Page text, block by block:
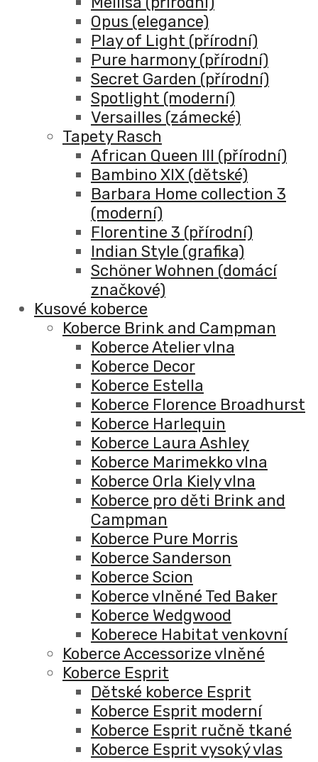
Opus (elegance)
Play of Light (přírodní)
Pure harmony (přírodní)
Secret Garden (přírodní)
Spotlight (moderní)
Versailles (zámecké)
Tapety Rasch
African Queen III (přírodní)
Bambino XIX (dětské)
Barbara Home collection 3
(moderní)
Florentine 3 (přírodní)
Indian Style (grafika)
Schöner Wohnen (domácí
značkové)
Kusové koberce
Koberce Brink and Campman
Koberce Atelier vlna
Koberce Decor
Koberce Estella
Koberce Florence Broadhurst
Koberce Harlequin
Koberce Laura Ashley
Koberce Marimekko vlna
Koberce Orla Kiely vlna
Koberce pro děti Brink and
Campman
Koberce Pure Morris
Koberce Sanderson
Koberce Scion
Koberce vlněné Ted Baker
Koberce Wedgwood
Koberece Habitat venkovní
Koberce Accessorize vlněné
Koberce Esprit
Dětské koberce Esprit
Koberce Esprit moderní
Koberce Esprit ručně tkané
Koberce Esprit vysoký vlas